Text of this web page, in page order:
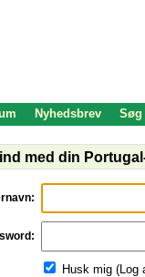
Nyhedsbrev Søg
med din
Husk mig (Log